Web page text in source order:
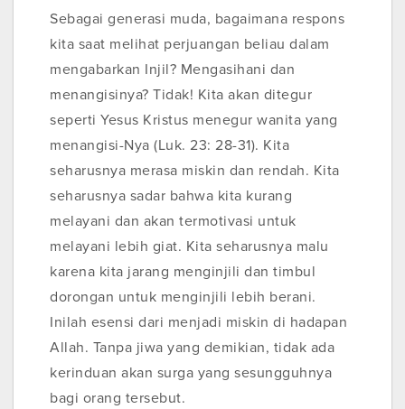
Sebagai generasi muda, bagaimana respons
kita saat melihat perjuangan beliau dalam
mengabarkan Injil? Mengasihani dan
menangisinya? Tidak! Kita akan ditegur
seperti Yesus Kristus menegur wanita yang
menangisi-Nya (Luk. 23: 28-31). Kita
seharusnya merasa miskin dan rendah. Kita
seharusnya sadar bahwa kita kurang
melayani dan akan termotivasi untuk
melayani lebih giat. Kita seharusnya malu
karena kita jarang menginjili dan timbul
dorongan untuk menginjili lebih berani.
Inilah esensi dari menjadi miskin di hadapan
Allah. Tanpa jiwa yang demikian, tidak ada
kerinduan akan surga yang sesungguhnya
bagi orang tersebut.